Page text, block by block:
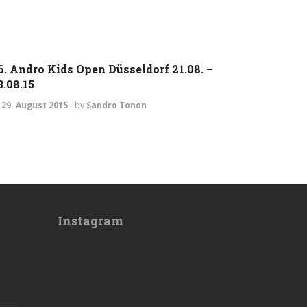
Andro Kids Open Düsseldorf 21.08. –
29. August 2015- by Sandro Tonon
Instagram